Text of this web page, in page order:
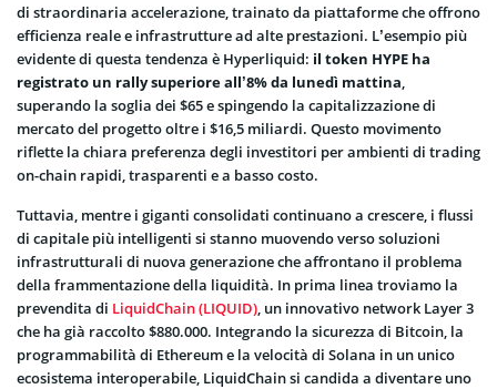
di straordinaria accelerazione, trainato da piattaforme che offrono
efficienza reale e infrastrutture ad alte prestazioni. L’esempio più
evidente di questa tendenza è Hyperliquid: il token HYPE ha
registrato un rally superiore all’8% da lunedì mattina,
superando la soglia dei $65 e spingendo la capitalizzazione di
mercato del progetto oltre i $16,5 miliardi. Questo movimento
riflette la chiara preferenza degli investitori per ambienti di trading
on-chain rapidi, trasparenti e a basso costo.
Tuttavia, mentre i giganti consolidati continuano a crescere, i flussi
di capitale più intelligenti si stanno muovendo verso soluzioni
infrastrutturali di nuova generazione che affrontano il problema
della frammentazione della liquidità. In prima linea troviamo la
prevendita di LiquidChain (LIQUID), un innovativo network Layer 3
che ha già raccolto $880.000. Integrando la sicurezza di Bitcoin, la
programmabilità di Ethereum e la velocità di Solana in un unico
ecosistema interoperabile, LiquidChain si candida a diventare uno